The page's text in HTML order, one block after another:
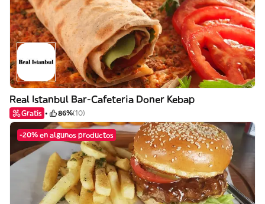
Real Istanbul Bar-Cafeteria Doner Kebap
Gratis 86%(10)
-20% en algunos productos